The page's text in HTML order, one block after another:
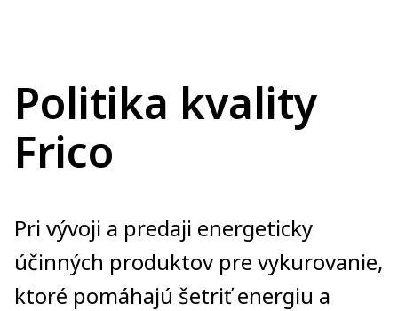
Politika kvality
Frico
Pri vývoji a predaji energeticky
účinných produktov pre vykurovanie,
ktoré pomáhajú šetriť energiu a